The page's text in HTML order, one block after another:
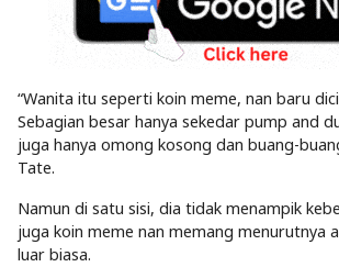
“Wanita itu seperti koin meme, nan baru
Sebagian besar hanya sekedar pump and
juga hanya omong kosong dan buang-
Tate.
Namun di satu sisi, dia tidak menampik
juga koin meme nan memang menurutnya
luar biasa.